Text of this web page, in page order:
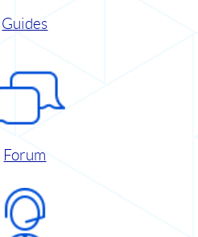
Guides
Forum